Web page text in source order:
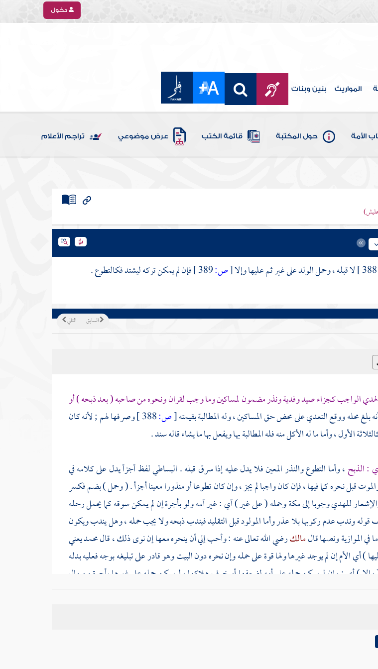
دخول
المواريث بنين وبنات
الأمة حول المكتبة قائمة الكتب عرض موضوعي تراجم الأعلام
لا قبله ، وحمل الولد على غير ثم عليها وإلا[ص: فإن لم يمكن تركه ليشتد فكالتطوع .
التالي السابق
الواجب كجزاء صيد وفدية ونذر مضمون لمساكين وما وجب لقران ونحوه من صاحبه ( بعد ذبحه ) أو
بلغ محله ووقع التعدي على محض حق المساكين ، وله المطالبة بقيمته[ص:
وصرفها لهم ; لأنه كان
الأول ، وأما ما له الأكل منه فله المطالبة بها ويفعل بها ما يشاء قالهسند.
: الذبح، وأما التطوع والنذر المعين فلا يدل عليه إذا سرق قبله .البساطيلفظ أجزأ يدل على كلامه في
قبل نحره كما فيها ، فإن كان واجبا لم يجز ، وإن كان تطوعا أو منذورا معينا أجزأ . ( وحمل ) بضم فكسر
للهدي وجوبا إلىمكةوحمله ( على غير ) أي : غير أمه ولو بأجرة إن لم يمكن سوقه كما يحمل رحله
قوله وندب عدم ركوبها بلا عذر وأما المولود قبل التقليد فيندب ذبحه ولا يجب حمله ، وهل يندب ويكون
في الموازية ونصها قالمالكرضي الله تعالى عنه : وأحب إلي أن ينحره معها إن نوى ذلك ، قالمحمديعني
) أي الأم إن لم يوجد غيرها ولها قوة على حمله وإن نحره دون البيت وهو قادر على تبليغه بوجه فعليه بدله
وإلا ) أي : وإن لم يمكن حمله على أمه لضعفها أو خوف هلاكها ولم يمكن حمله على غيرها بأجرة من مال
تركه ) لكونه بفلاة من الأرض ليس بها ثقة عند ثقة ( ليشتد ) ثم يرسل إلى محله ( فك ) هدي ( التطوع )
مستعتب أي : أمن نحره بمحله وخلاه للناس ولا يأكل شيئا منه كانت أمه متطوعا بها أو عن واجب ، فإن